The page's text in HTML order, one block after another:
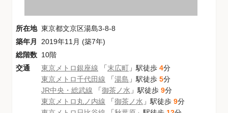
所在地 東京都文京区湯島3-8-8
築年月
2019年11月 (築7年)
総階数 10階
交通
東京メトロ銀座線 「末広町 」駅徒歩 4分
東京メトロ千代田線 「湯島 」駅徒歩 5分
JR中央・総武線 「御茶ノ水 」駅徒歩 9分
東京メトロ丸ノ内線 「御茶ノ水 」駅徒歩 9分